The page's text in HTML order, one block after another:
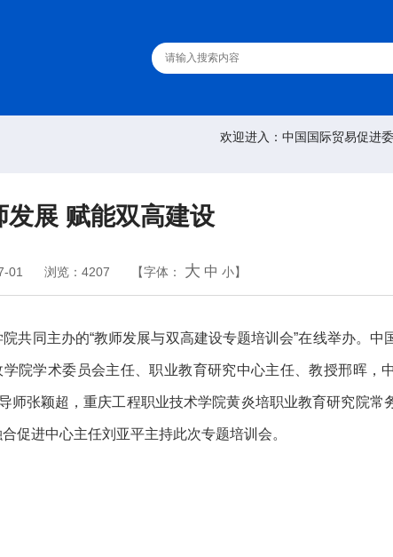
欢迎进入：中国国际贸易促进
发展 赋能双高建设
01 浏览：4207 【字体： 大 中 小】
同主办的“教师发展与双高建设专题培训会”在线举办。中
院学术委员会主任、职业教育研究中心主任、教授邢晖，
师张颖超，重庆工程职业技术学院黄炎培职业教育研究院常
促进中心主任刘亚平主持此次专题培训会。